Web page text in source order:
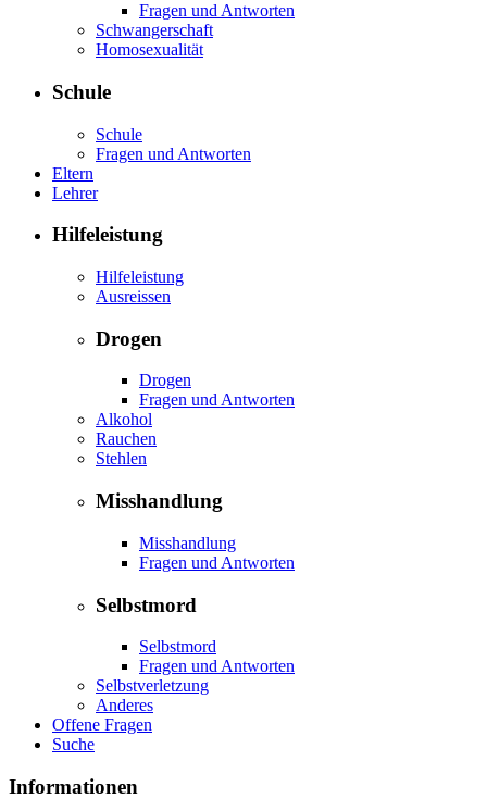
Fragen und Antworten
Schwangerschaft
Homosexualität
Schule
Schule
Fragen und Antworten
Eltern
Lehrer
Hilfeleistung
Hilfeleistung
Ausreissen
Drogen
Drogen
Fragen und Antworten
Alkohol
Rauchen
Stehlen
Misshandlung
Misshandlung
Fragen und Antworten
Selbstmord
Selbstmord
Fragen und Antworten
Selbstverletzung
Anderes
Offene Fragen
Suche
Informationen